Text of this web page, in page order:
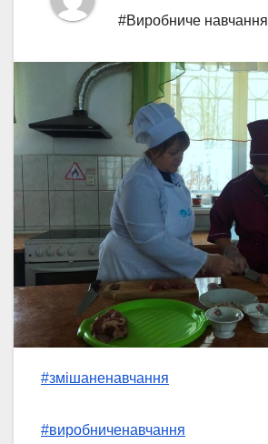
#Виробниче навчання
#змішаненавчання
#виробниченавчання